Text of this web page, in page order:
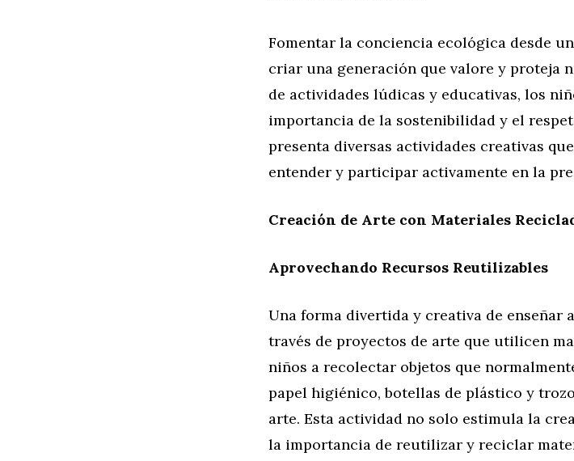
Fomentar la conciencia ecológica desde
criar una generación que valore y proteja
de actividades lúdicas y educativas, los
importancia de la sostenibilidad y el
presenta diversas actividades creativas
entender y participar activamente en la
Creación de Arte con Materiales
Aprovechando Recursos Reutilizables
Una forma divertida y creativa de enseñar
través de proyectos de arte que utilicen
niños a recolectar objetos que
papel higiénico, botellas de plástico y
arte. Esta actividad no solo estimula la
la importancia de reutilizar y reciclar